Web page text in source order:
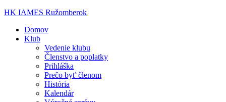
HK IAMES Ružomberok
Domov
Klub
Vedenie klubu
Členstvo a poplatky
Prihláška
Prečo byť členom
História
Kalendár